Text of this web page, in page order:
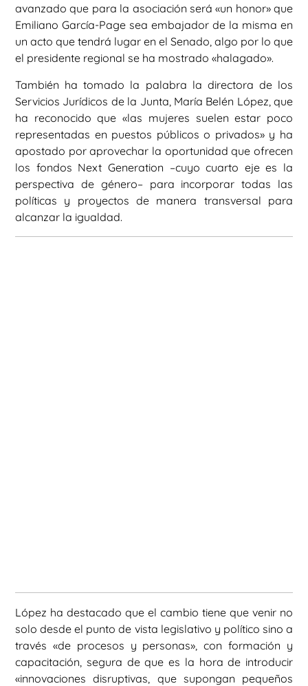
avanzado que para la asociación será «un honor» que
Emiliano García-Page sea embajador de la misma en
un acto que tendrá lugar en el Senado, algo por lo que
el presidente regional se ha mostrado «halagado».
También ha tomado la palabra la directora de los
Servicios Jurídicos de la Junta, María Belén López, que
ha reconocido que «las mujeres suelen estar poco
representadas en puestos públicos o privados» y ha
apostado por aprovechar la oportunidad que ofrecen
los fondos Next Generation –cuyo cuarto eje es la
perspectiva de género– para incorporar todas las
políticas y proyectos de manera transversal para
alcanzar la igualdad.
López ha destacado que el cambio tiene que venir no
solo desde el punto de vista legislativo y político sino a
través «de procesos y personas», con formación y
capacitación, segura de que es la hora de introducir
«innovaciones disruptivas, que supongan pequeños